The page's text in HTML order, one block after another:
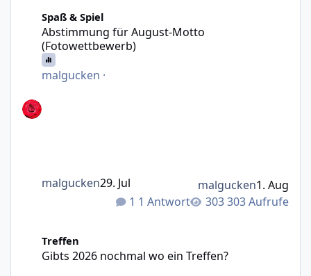
Spaß & Spiel
Abstimmung für August-Motto
(Fotowettbewerb)
malgucken ·
1 Antwort 303 Aufrufe
malgucken29. Jul malgucken1. Aug
Treffen
Gibts 2026 nochmal wo ein Treffen?